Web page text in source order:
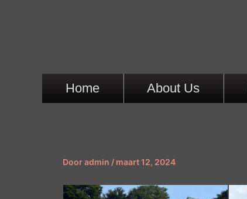
Home About Us
Dooradmin / maart 12, 2024